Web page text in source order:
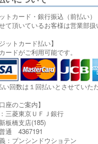
トカード・銀行振込（前払い
て頂いているお客様は営業部
ットカード払い】
ードがご利用可能です。
い回数は１回払いとさせていた
座のご案内】
三菱東京ＵＦＪ銀行
板橋支店(185)
通 4367191
：ブンシンドウショテン